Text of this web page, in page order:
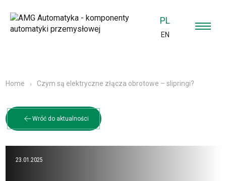
PL
EN
Home Czym są elektryczne złącza obrotowe – slipringi?
Wróć do aktualności
23.01.2025